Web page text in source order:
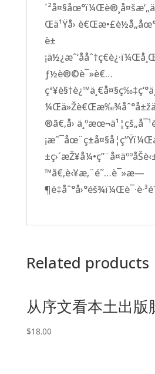
Œä¹Ÿå›
è±
ƒ½è®©è¯»è€…
®ã€‚å›
™ã€‚è‹¥æ‚¨é˜…è¯»æ—
Related products
从序文看本土出版
$18.00